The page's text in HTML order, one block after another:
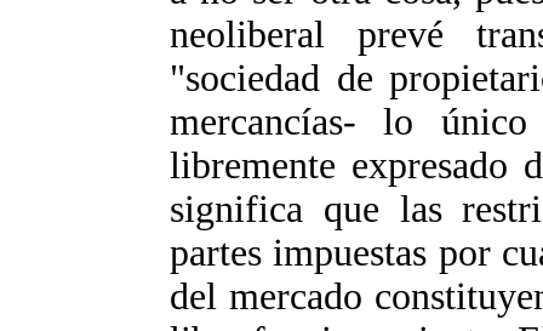
neoliberal prevé
"sociedad de
mercancías- lo
libremente expresado
significa que las
partes impuestas por
del mercado